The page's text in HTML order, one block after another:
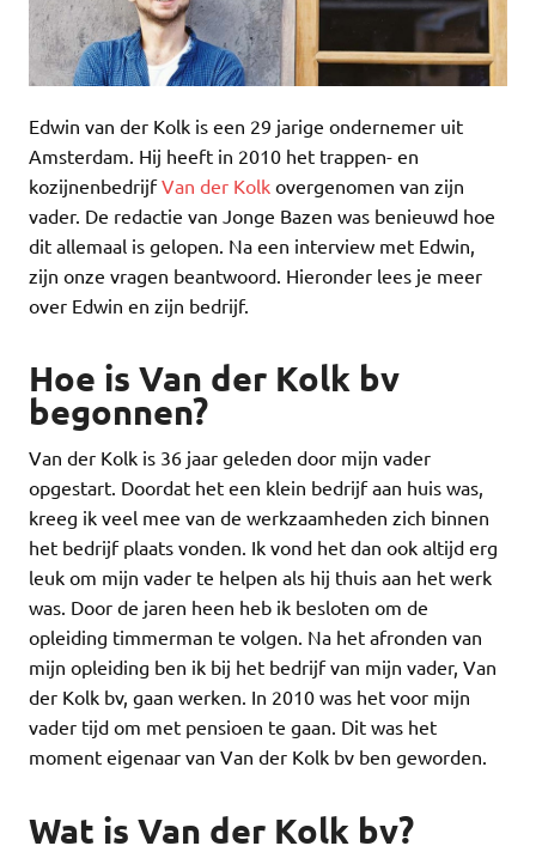
Edwin van der Kolk is een 29 jarige ondernemer uit
Amsterdam. Hij heeft in 2010 het trappen- en
kozijnenbedrijfVan der Kolk overgenomen van zijn
vader. De redactie van Jonge Bazen was benieuwd hoe
dit allemaal is gelopen. Na een interview met Edwin,
zijn onze vragen beantwoord. Hieronder lees je meer
over Edwin en zijn bedrijf.
Hoe is Van der Kolk bv
begonnen?
Van der Kolk is 36 jaar geleden door mijn vader
opgestart. Doordat het een klein bedrijf aan huis was,
kreeg ik veel mee van de werkzaamheden zich binnen
het bedrijf plaats vonden. Ik vond het dan ook altijd erg
leuk om mijn vader te helpen als hij thuis aan het werk
was. Door de jaren heen heb ik besloten om de
opleiding timmerman te volgen. Na het afronden van
mijn opleiding ben ik bij het bedrijf van mijn vader, Van
der Kolk bv, gaan werken. In 2010 was het voor mijn
vader tijd om met pensioen te gaan. Dit was het
moment eigenaar van Van der Kolk bv ben geworden.
Wat is Van der Kolk bv?